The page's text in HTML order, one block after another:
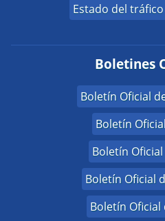
Estado del tráfico
Boletines
Boletín Oficial
Boletín
Boletín Oficial
Boletín Oficial
Boletín Oficial